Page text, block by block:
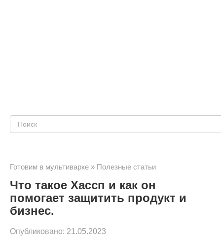
Поиск:
Готовим в мультиварке » Полезные статьи
Что такое Хассп и как он
помогает защитить продукт и
бизнес.
Опубликовано: 21.05.2023